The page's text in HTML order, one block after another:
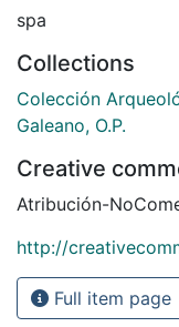
spa
Collections
Colección
Galeano, O.P.
Creative
Atribución-
http://
Full item page